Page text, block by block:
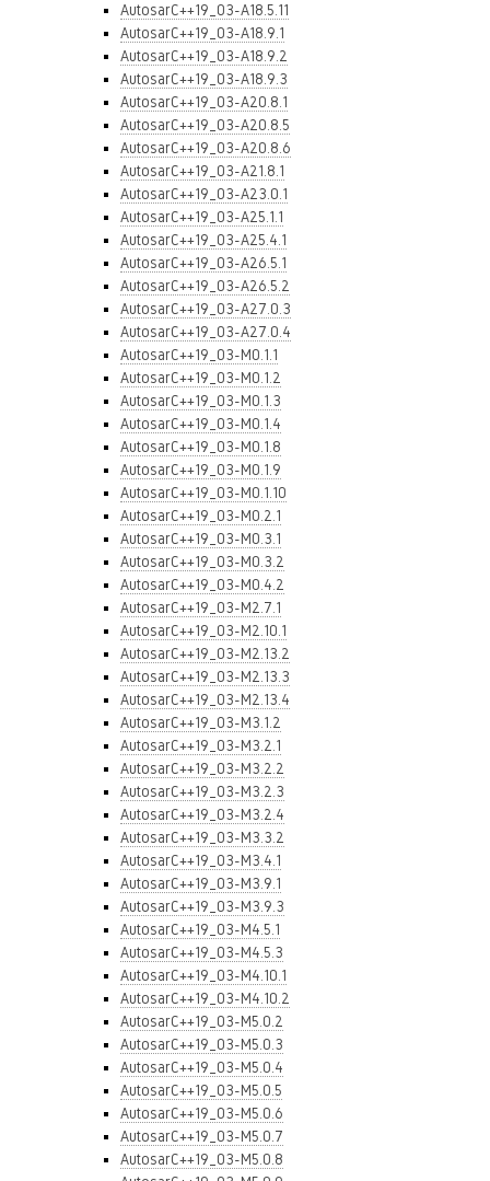
AutosarC++19_03-A18.5.11
AutosarC++19_03-A18.9.1
AutosarC++19_03-A18.9.2
AutosarC++19_03-A18.9.3
AutosarC++19_03-A20.8.1
AutosarC++19_03-A20.8.5
AutosarC++19_03-A20.8.6
AutosarC++19_03-A21.8.1
AutosarC++19_03-A23.0.1
AutosarC++19_03-A25.1.1
AutosarC++19_03-A25.4.1
AutosarC++19_03-A26.5.1
AutosarC++19_03-A26.5.2
AutosarC++19_03-A27.0.3
AutosarC++19_03-A27.0.4
AutosarC++19_03-M0.1.1
AutosarC++19_03-M0.1.2
AutosarC++19_03-M0.1.3
AutosarC++19_03-M0.1.4
AutosarC++19_03-M0.1.8
AutosarC++19_03-M0.1.9
AutosarC++19_03-M0.1.10
AutosarC++19_03-M0.2.1
AutosarC++19_03-M0.3.1
AutosarC++19_03-M0.3.2
AutosarC++19_03-M0.4.2
AutosarC++19_03-M2.7.1
AutosarC++19_03-M2.10.1
AutosarC++19_03-M2.13.2
AutosarC++19_03-M2.13.3
AutosarC++19_03-M2.13.4
AutosarC++19_03-M3.1.2
AutosarC++19_03-M3.2.1
AutosarC++19_03-M3.2.2
AutosarC++19_03-M3.2.3
AutosarC++19_03-M3.2.4
AutosarC++19_03-M3.3.2
AutosarC++19_03-M3.4.1
AutosarC++19_03-M3.9.1
AutosarC++19_03-M3.9.3
AutosarC++19_03-M4.5.1
AutosarC++19_03-M4.5.3
AutosarC++19_03-M4.10.1
AutosarC++19_03-M4.10.2
AutosarC++19_03-M5.0.2
AutosarC++19_03-M5.0.3
AutosarC++19_03-M5.0.4
AutosarC++19_03-M5.0.5
AutosarC++19_03-M5.0.6
AutosarC++19_03-M5.0.7
AutosarC++19_03-M5.0.8